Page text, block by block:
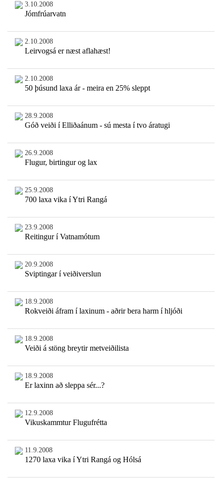
3.10.2008
Jómfrúarvatn
2.10.2008
Leirvogsá er næst aflahæst!
2.10.2008
50 þúsund laxa ár - meira en 25% sleppt
28.9.2008
Góð veiði í Elliðaánum - sú mesta í tvo áratugi
26.9.2008
Flugur, birtingur og lax
25.9.2008
700 laxa vika í Ytri Rangá
23.9.2008
Reitingur í Vatnamótum
20.9.2008
Sviptingar í veiðiverslun
18.9.2008
Rokveiði áfram í laxinum - aðrir bera harm í hljóði
18.9.2008
Veiði á stöng breytir metveiðilista
18.9.2008
Er laxinn að sleppa sér...?
12.9.2008
Vikuskammtur Flugufrétta
11.9.2008
1270 laxa vika í Ytri Rangá og Hólsá